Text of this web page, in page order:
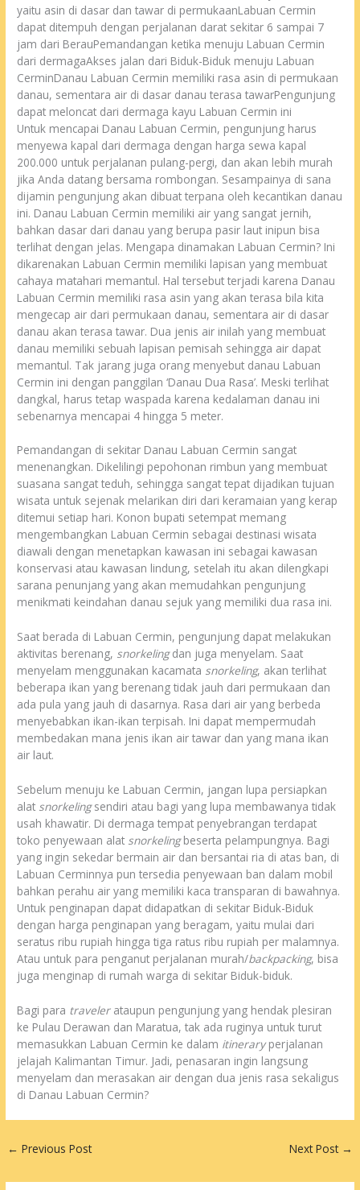
yaitu asin di dasar dan tawar di permukaanLabuan Cermin
dapat ditempuh dengan perjalanan darat sekitar 6 sampai 7
jam dari BerauPemandangan ketika menuju Labuan Cermin
dari dermagaAkses jalan dari Biduk-Biduk menuju Labuan
CerminDanau Labuan Cermin memiliki rasa asin di permukaan
danau, sementara air di dasar danau terasa tawarPengunjung
dapat meloncat dari dermaga kayu Labuan Cermin ini
Untuk mencapai Danau Labuan Cermin, pengunjung harus
menyewa kapal dari dermaga dengan harga sewa kapal
200.000 untuk perjalanan pulang-pergi, dan akan lebih murah
jika Anda datang bersama rombongan. Sesampainya di sana
dijamin pengunjung akan dibuat terpana oleh kecantikan danau
ini. Danau Labuan Cermin memiliki air yang sangat jernih,
bahkan dasar dari danau yang berupa pasir laut inipun bisa
terlihat dengan jelas. Mengapa dinamakan Labuan Cermin? Ini
dikarenakan Labuan Cermin memiliki lapisan yang membuat
cahaya matahari memantul. Hal tersebut terjadi karena Danau
Labuan Cermin memiliki rasa asin yang akan terasa bila kita
mengecap air dari permukaan danau, sementara air di dasar
danau akan terasa tawar. Dua jenis air inilah yang membuat
danau memiliki sebuah lapisan pemisah sehingga air dapat
memantul. Tak jarang juga orang menyebut danau Labuan
Cermin ini dengan panggilan ‘Danau Dua Rasa’. Meski terlihat
dangkal, harus tetap waspada karena kedalaman danau ini
sebenarnya mencapai 4 hingga 5 meter.
Pemandangan di sekitar Danau Labuan Cermin sangat
menenangkan. Dikelilingi pepohonan rimbun yang membuat
suasana sangat teduh, sehingga sangat tepat dijadikan tujuan
wisata untuk sejenak melarikan diri dari keramaian yang kerap
ditemui setiap hari. Konon bupati setempat memang
mengembangkan Labuan Cermin sebagai destinasi wisata
diawali dengan menetapkan kawasan ini sebagai kawasan
konservasi atau kawasan lindung, setelah itu akan dilengkapi
sarana penunjang yang akan memudahkan pengunjung
menikmati keindahan danau sejuk yang memiliki dua rasa ini.
Saat berada di Labuan Cermin, pengunjung dapat melakukan
aktivitas berenang, snorkelingdan juga menyelam. Saat
menyelam menggunakan kacamata snorkeling, akan terlihat
beberapa ikan yang berenang tidak jauh dari permukaan dan
ada pula yang jauh di dasarnya. Rasa dari air yang berbeda
menyebabkan ikan-ikan terpisah. Ini dapat mempermudah
membedakan mana jenis ikan air tawar dan yang mana ikan
air laut.
Sebelum menuju ke Labuan Cermin, jangan lupa persiapkan
alat snorkelingsendiri atau bagi yang lupa membawanya tidak
usah khawatir. Di dermaga tempat penyebrangan terdapat
toko penyewaan alat snorkelingbeserta pelampungnya. Bagi
yang ingin sekedar bermain air dan bersantai ria di atas ban, di
Labuan Cerminnya pun tersedia penyewaan ban dalam mobil
bahkan perahu air yang memiliki kaca transparan di bawahnya.
Untuk penginapan dapat didapatkan di sekitar Biduk-Biduk
dengan harga penginapan yang beragam, yaitu mulai dari
seratus ribu rupiah hingga tiga ratus ribu rupiah per malamnya.
Atau untuk para penganut perjalanan murah/backpacking, bisa
juga menginap di rumah warga di sekitar Biduk-biduk.
Bagi para travelerataupun pengunjung yang hendak plesiran
ke Pulau Derawan dan Maratua, tak ada ruginya untuk turut
memasukkan Labuan Cermin ke dalam itineraryperjalanan
jelajah Kalimantan Timur. Jadi, penasaran ingin langsung
menyelam dan merasakan air dengan dua jenis rasa sekaligus
di Danau Labuan Cermin?
← Previous Post Next Post →